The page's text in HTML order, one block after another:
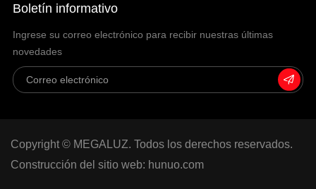
Boletín informativo
Ingrese su correo electrónico para recibir nuestras últimas
novedades
Copyright © MEGALUZ. Todos los derechos reservados.
Construcción del sitio web: hunuo.com